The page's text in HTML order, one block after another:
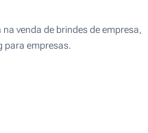
venda de brindes de empresa,
para empresas.